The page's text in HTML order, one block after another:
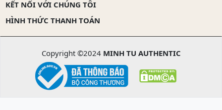
KẾT NỐI VỚI CHÚNG TÔI
HÌNH THỨC THANH TOÁN
Copyright ©2024 MINH TU AUTHENTIC